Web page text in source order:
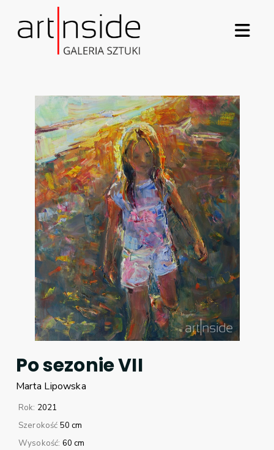
Po sezonie VII
Marta Lipowska
Rok: 2021
Szerokość 50 cm
Wysokość: 60 cm